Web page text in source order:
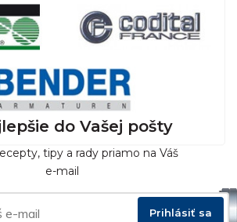
do Vašej pošty
tipy a rady priamo na Váš
e-mail
Prihlásiť sa